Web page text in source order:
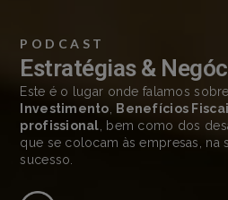
PODCAST
Estratégias &
Este é o lugar onde falamos sobre
Investimento
Benefícios
profissional , bem como dos
que se colocam às empresas, na
sucesso.